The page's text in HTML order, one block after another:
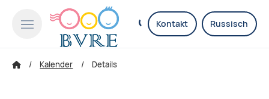
Kontakt Russisch
Kalender Details